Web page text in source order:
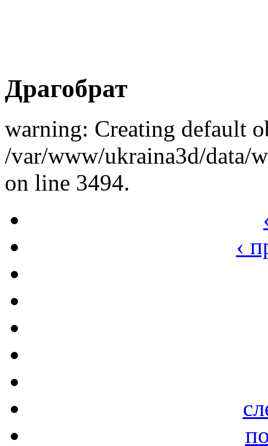
Драгобрат
warning: Creating default
/var/www/ukraina3d/data/
on line 3494.
‹